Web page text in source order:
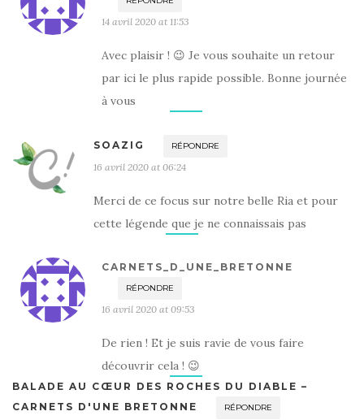
14 avril 2020 at 11:53
Avec plaisir ! 😉 Je vous souhaite un retour
par ici le plus rapide possible. Bonne journée
à vous
SOAZIG RÉPONDRE
16 avril 2020 at 06:24
Merci de ce focus sur notre belle Ria et pour
cette légende que je ne connaissais pas
CARNETS_D_UNE_BRETONNE
RÉPONDRE
16 avril 2020 at 09:53
De rien ! Et je suis ravie de vous faire
découvrir cela ! 😉
BALADE AU CŒUR DES ROCHES DU DIABLE –
CARNETS D'UNE BRETONNE
RÉPONDRE